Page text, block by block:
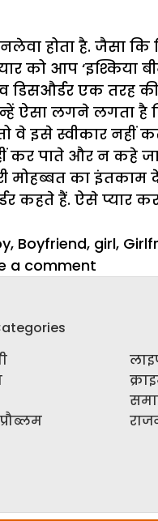
होता है. जैसा
को आप ‘इश्किया
डिसऔर्डर एक
ऐसा लगने लगता
वे इसे स्वीकार
कर पाते और न
का इंतकाम
हैं. ऐसे प्यार
, Boyfriend, girl,
a comment
सकता
टैंशन